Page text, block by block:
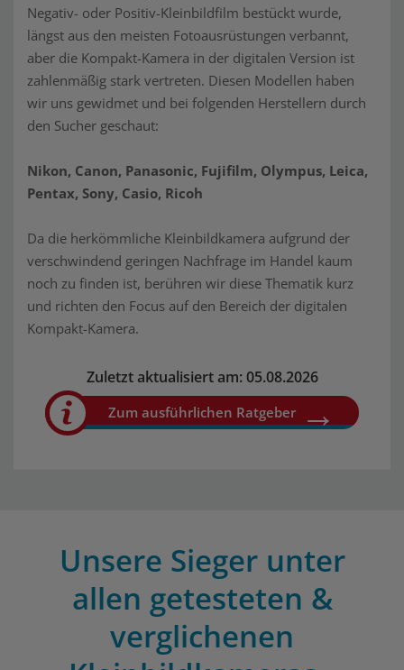
Negativ- oder Positiv-Kleinbildfilm bestückt wurde,
längst aus den meisten Fotoausrüstungen verbannt,
aber die Kompakt-Kamera in der digitalen Version ist
zahlenmäßig stark vertreten. Diesen Modellen haben
wir uns gewidmet und bei folgenden Herstellern durch
den Sucher geschaut:
Nikon, Canon, Panasonic, Fujifilm, Olympus, Leica,
Pentax, Sony, Casio, Ricoh
Da die herkömmliche Kleinbildkamera aufgrund der
verschwindend geringen Nachfrage im Handel kaum
noch zu finden ist, berühren wir diese Thematik kurz
und richten den Focus auf den Bereich der digitalen
Kompakt-Kamera.
Zuletzt aktualisiert am: 05.08.2026
Zum ausführlichen Ratgeber
Unsere Sieger unter
allen getesteten &
verglichenen